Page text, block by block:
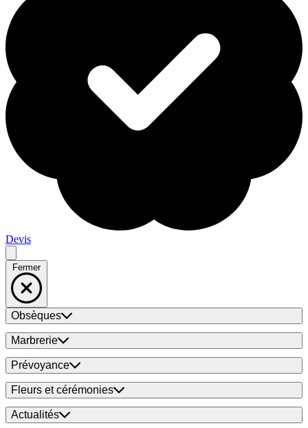
Devis
Fermer
Obsèques
Marbrerie
Prévoyance
Fleurs et cérémonies
Actualités